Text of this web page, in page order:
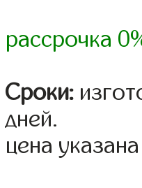
рассрочка
Сроки:
дней.
цена